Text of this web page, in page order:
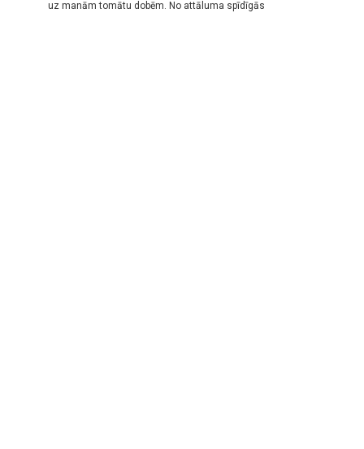
uz manām tomātu dobēm. No attāluma spīdīgās